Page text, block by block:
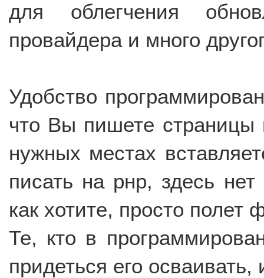
для облегчения
провайдера и много
Удобство
что Вы пишете страницы
нужных местах
писать на рнр, здесь
как хотите, просто полет
Те, кто в
придеться его